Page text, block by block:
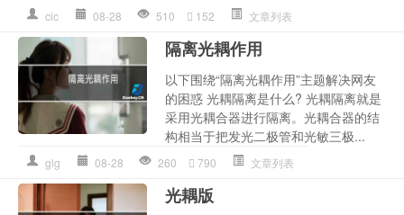
cic 08-28 510 152 文章列表
隔离光耦作用
以下围绕“隔离光耦作用”主题解决网友
的困惑 光耦隔离是什么? 光耦隔离就是
采用光耦合器进行隔离。光耦合器的结
构相当于把发光二极管和光敏三极...
glg 08-28 260 790 文章列表
光耦版